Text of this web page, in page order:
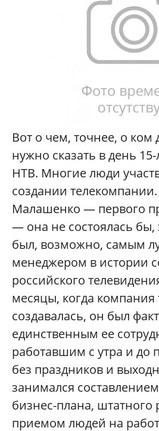
Вот о чем, точнее, о ком
нужно сказать в день
НТВ. Многие люди
создании
Малашенко — первого
— она не состоялась бы,
был, возможно, самым
менеджером в истории
российского
месяцы, когда компания
создавалась, он был
единственным ее
работавшим с утра и до
без праздников и
занимался
бизнес-плана, штатного
приемом людей на